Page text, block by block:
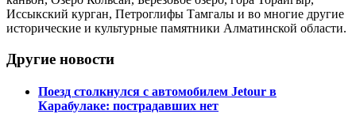
Иссыкский курган, Петроглифы Тамгалы и во многие другие
исторические и культурные памятники Алматинской области.
Другие новости
Поезд столкнулся с автомобилем Jetour в
Карабулаке: пострадавших нет